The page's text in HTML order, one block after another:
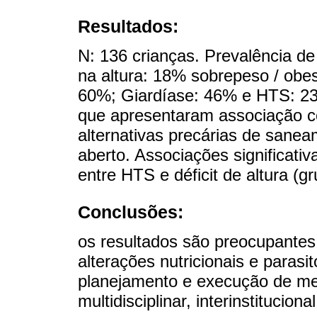
Resultados:
N: 136 crianças. Prevalência
na altura: 18% sobrepeso /
60%; Giardíase: 46% e HTS:
que apresentaram associação
alternativas precárias de
aberto. Associações
entre HTS e déficit de altura
Conclusões:
os resultados são
alterações nutricionais e
planejamento e execução de
multidisciplinar,